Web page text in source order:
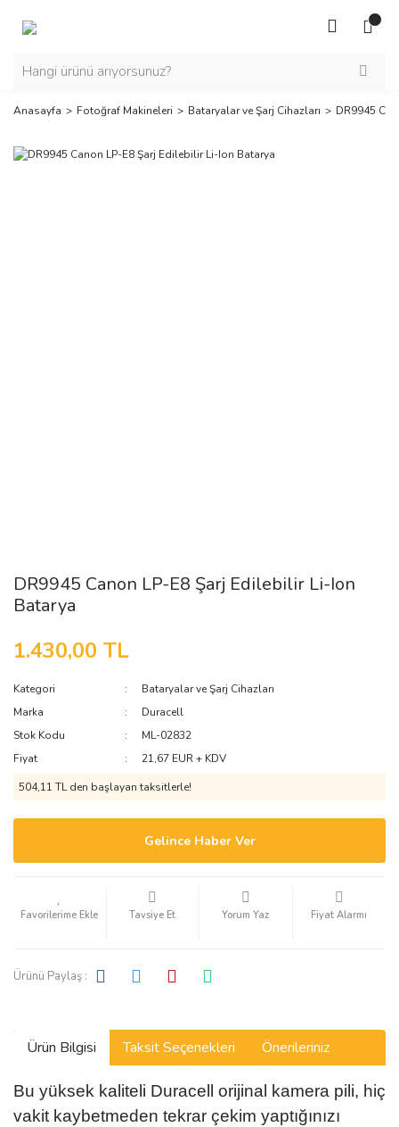
Anasayfa Fotoğraf Makineleri Bataryalar ve Şarj Cihazları DR9945
DR9945 Canon LP-E8 Şarj Edilebilir Li-Ion
Batarya
1.430,00 TL
Kategori
Bataryalar ve Şarj Cihazları
Marka
Duracell
Stok Kodu
ML-02832
Fiyat
21,67 EUR + KDV
504,11 TL den başlayan taksitlerle!
Gelince Haber Ver
Tavsiye Et Yorum Yaz Fiyat Alarmı
Ürünü Paylaş :
Ürün Bilgisi Taksit Seçenekleri Önerileriniz
Bu yüksek kaliteli Duracell orijinal kamera pili, hiç
vakit kaybetmeden tekrar çekim yaptığınızı